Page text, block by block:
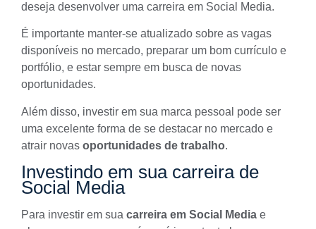
deseja desenvolver uma carreira em Social Media.
É importante manter-se atualizado sobre as vagas
disponíveis no mercado, preparar um bom currículo e
portfólio, e estar sempre em busca de novas
oportunidades.
Além disso, investir em sua marca pessoal pode ser
uma excelente forma de se destacar no mercado e
atrair novas oportunidades de trabalho.
Investindo em sua carreira de
Social Media
Para investir em sua carreira em Social Media e